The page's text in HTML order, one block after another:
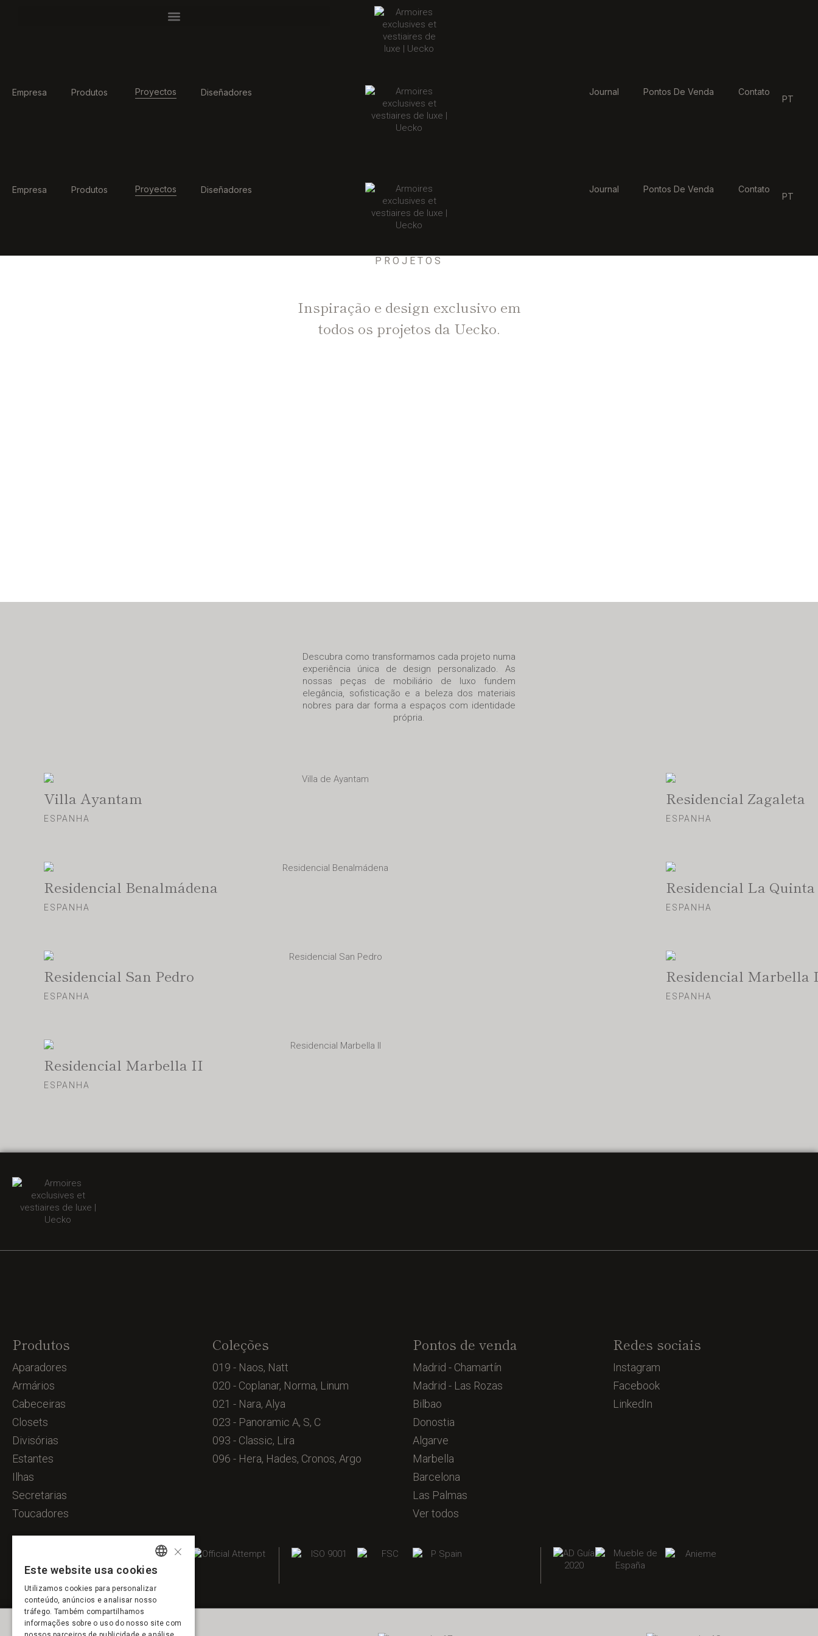
Empresa Produtos Proyectos Diseñadores Journal Pontos De Venda Contato
PT
Empresa Produtos Proyectos Diseñadores Journal Pontos De Venda Contato
PT
PROJETOS
Inspiração e design exclusivo em
todos os projetos da Uecko.
Descubra como transformamos cada projeto numa
experiência única de design personalizado. As
nossas peças de mobiliário de luxo fundem
elegância, sofisticação e a beleza dos materiais
nobres para dar forma a espaços com identidade
própria.
Villa Ayantam
ESPANHA
Residencial Zagaleta
ESPANHA
Residencial Benalmádena
ESPANHA
Residencial La Quinta
ESPANHA
Residencial San Pedro
ESPANHA
Residencial Marbella
ESPANHA
Residencial Marbella II
ESPANHA
Produtos
Aparadores
Armários
Cabeceiras
Closets
Divisórias
Estantes
Ilhas
Secretarias
Toucadores
Coleções
019 - Naos, Natt
020 - Coplanar, Norma, Linum
021 - Nara, Alya
023 - Panoramic A, S, C
093 - Classic, Lira
096 - Hera, Hades, Cronos, Argo
Pontos de venda
Madrid - Chamartín
Madrid - Las Rozas
Bilbao
Donostia
Algarve
Marbella
Barcelona
Las Palmas
Ver todos
Redes sociais
Instagram
Facebook
LinkedIn
SPANISH
ENGLISH
FRENCH
×
Este website usa cookies
Utilizamos cookies para personalizar
conteúdo, anúncios e analisar nosso
tráfego. Também compartilhamos
informações sobre o uso do nosso site com